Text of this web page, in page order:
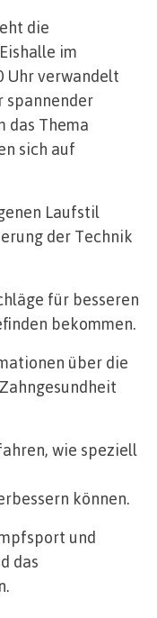
die
im
Uhr verwandelt
spannender
das Thema
sich auf
Laufstil
der Technik
für besseren
bekommen.
über die
wie speziell
können.
und
das